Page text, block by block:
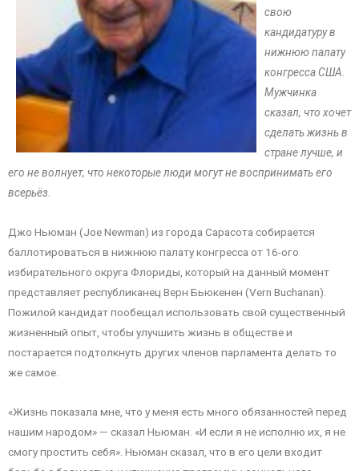
свою
кандидатуру в
нижнюю палату
конгресса США.
Мужчинка
сказал, что хочет
сделать жизнь в
стране лучше, и
его не волнует, что некоторые люди могут не воспринимать его
всерьёз.
Джо Ньюман (Joe Newman) из города Сарасота собирается
баллотироваться в нижнюю палату конгресса от 16-ого
избирательного округа Флориды, который на данный момент
представляет республиканец Верн Бьюкенен (Vern Buchanan).
Пожилой кандидат пообещал использовать свой существенный
жизненный опыт, чтобы улучшить жизнь в обществе и
постарается подтолкнуть других членов парламента делать то
же самое.
«Жизнь показала мне, что у меня есть много обязанностей перед
нашим народом» — сказал Ньюман. «И если я не исполню их, я не
смогу простить себя». Ньюман сказал, что в его цели входит